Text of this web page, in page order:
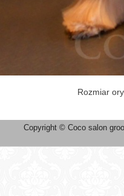
Rozmiar
Copyright © Coco salon